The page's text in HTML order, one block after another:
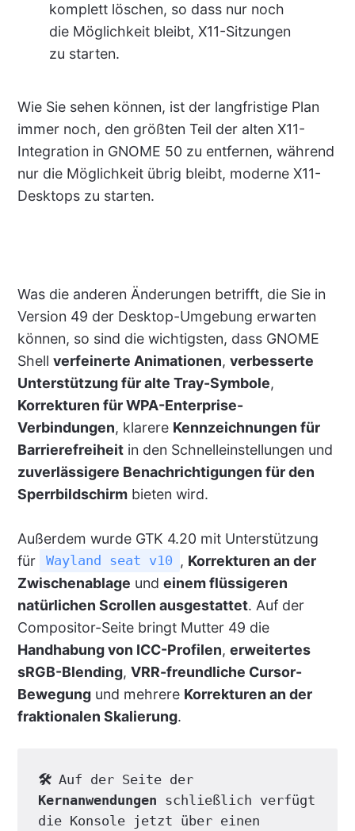
komplett löschen, so dass nur noch
die Möglichkeit bleibt, X11-Sitzungen
zu starten.
Wie Sie sehen können, ist der langfristige Plan
immer noch, den größten Teil der alten X11-
Integration in GNOME 50 zu entfernen, während
nur die Möglichkeit übrig bleibt, moderne X11-
Desktops zu starten.
Was die anderen Änderungen betrifft, die Sie in
Version 49 der Desktop-Umgebung erwarten
können, so sind die wichtigsten, dass GNOME
Shell verfeinerte Animationen, verbesserte
Unterstützung für alte Tray-Symbole,
Korrekturen für WPA-Enterprise-
Verbindungen, klarere Kennzeichnungen für
Barrierefreiheitin den Schnelleinstellungen und
zuverlässigere Benachrichtigungen für den
Sperrbildschirmbieten wird.
Außerdem wurde GTK 4.20 mit Unterstützung
für
Wayland seat v10 , Korrekturen an der
Zwischenablage und einem flüssigeren
natürlichen Scrollen ausgestattet. Auf der
Compositor-Seite bringt Mutter 49 die
Handhabung von ICC-Profilen, erweitertes
sRGB-Blending, VRR-freundliche Cursor-
Bewegungund mehrere Korrekturen an der
fraktionalen Skalierung.
🛠
Auf der Seite der
Kernanwendungen schließlich verfügt
die Konsole jetzt über einen